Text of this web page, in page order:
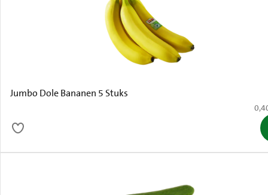
Jumbo Dole Bananen 5 Stuks
€